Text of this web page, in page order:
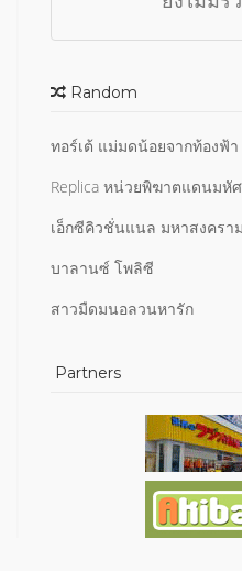
Random
ทอร์เต้ แม่มดน้อยจากท้องฟ้า
Replica หน่วยพิฆาตแดนมหั
เอ็กซีคิวชั่นแนล มหาสงครา
บาลานซ์ โพลิซี
สาวมืดมนอลวนหารัก
Partners